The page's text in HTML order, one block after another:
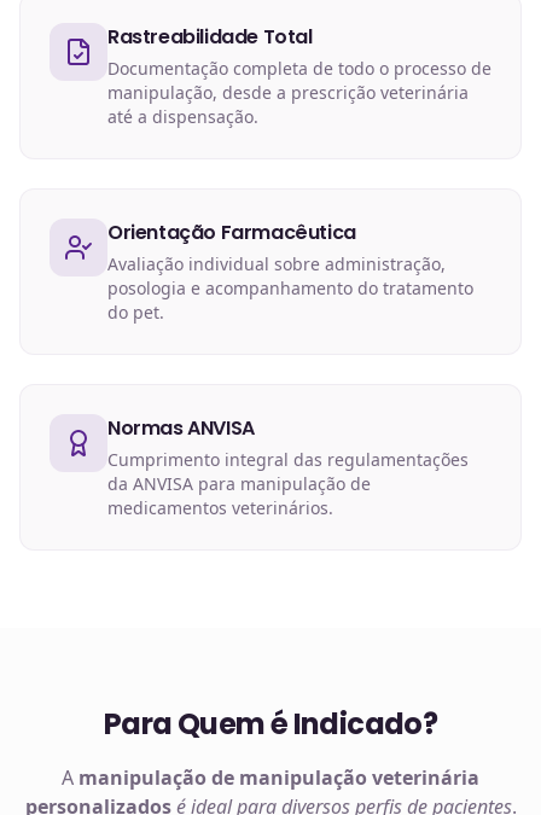
Rastreabilidade Total
Documentação completa de todo o processo de
manipulação, desde a prescrição veterinária
até a dispensação.
Orientação Farmacêutica
Avaliação individual sobre administração,
posologia e acompanhamento do tratamento
do pet.
Normas ANVISA
Cumprimento integral das regulamentações
da ANVISA para manipulação de
medicamentos veterinários.
Para Quem é Indicado?
A manipulação de manipulação veterinária
personalizados é ideal para diversos perfis de pacientes.